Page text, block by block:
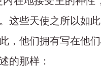
这些天使之所以如
，他们拥有写在他
的那样：